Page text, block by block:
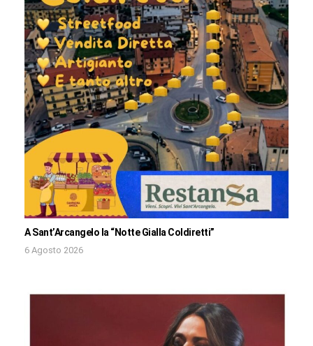
A Sant’Arcangelo la “Notte Gialla Coldiretti”
6 Agosto 2026